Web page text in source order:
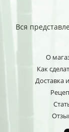
Вся
О
Как
Доставка